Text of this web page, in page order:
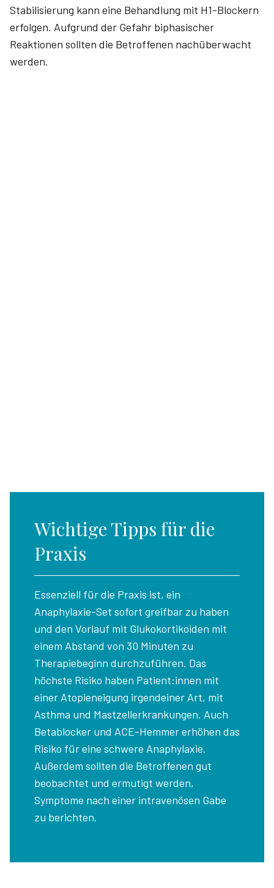
Stabilisierung kann eine Behandlung mit H1-Blockern
erfolgen. Aufgrund der Gefahr biphasischer
Reaktionen sollten die Betroffenen nachüberwacht
werden.
Wichtige Tipps für die
Praxis
Essenziell für die Praxis ist, ein
Anaphylaxie-Set sofort greifbar zu haben
und den Vorlauf mit Glukokortikoiden mit
einem Abstand von 30 Minuten zu
Therapiebeginn durchzuführen. Das
höchste Risiko haben Patient:innen mit
einer Atopieneigung irgendeiner Art, mit
Asthma und Mastzellerkrankungen. Auch
Betablocker und ACE-Hemmer erhöhen das
Risiko für eine schwere Anaphylaxie.
Außerdem sollten die Betroffenen gut
beobachtet und ermutigt werden,
Symptome nach einer intravenösen Gabe
zu berichten.